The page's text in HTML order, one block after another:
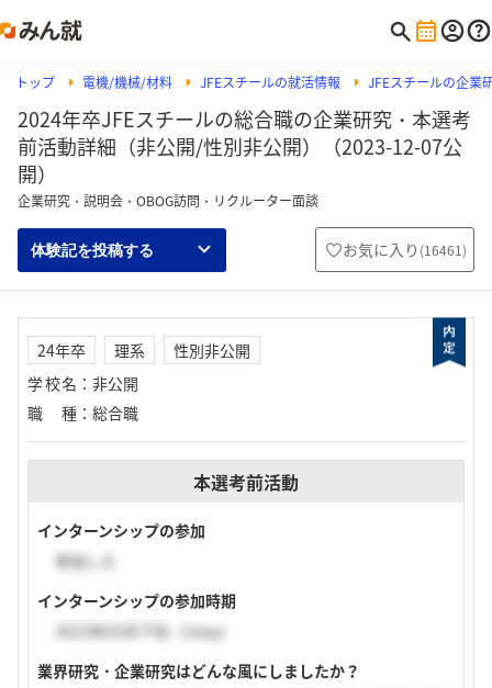
トップ 電機/機械/材料 JFEスチールの就活情報 JFEスチールの企業
2024年卒JFEスチールの総合職の企業研究・本選考
前活動詳細（非公開/性別非公開）（2023-12-07公
開）
企業研究・説明会・OBOG訪問・リクルーター面談
体験記を投稿する お気に入り (16461)
24年卒 理系
性別非公開
学校名 ： 非公開
職種 ： 総合職
本選考前活動
インターンシップの参加
参加した
インターンシップの参加時期
2023年03月下旬（1day）
業界研究・企業研究はどんな風にしましたか？